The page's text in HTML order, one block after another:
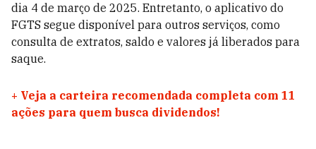
dia 4 de março de 2025. Entretanto, o aplicativo do
FGTS segue disponível para outros serviços, como
consulta de extratos, saldo e valores já liberados para
saque.
+ Veja a carteira recomendada completa com 11
ações para quem busca dividendos!